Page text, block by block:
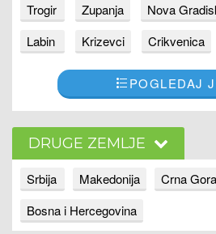
Trogir
Zupanja Nova
Labin
Krizevci Crikvenica
POGLEDAJ
DRUGE ZEMLJE
Srbija Makedonija
Crna Gora
Bosna i Hercegovina